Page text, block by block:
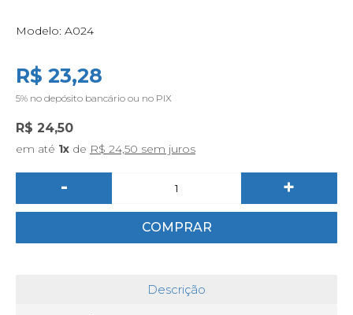
Modelo: A024
R$ 23,28
5% no depósito bancário ou no PIX
R$ 24,50
em até 1x de R$ 24,50 sem juros
- +
COMPRAR
Descrição